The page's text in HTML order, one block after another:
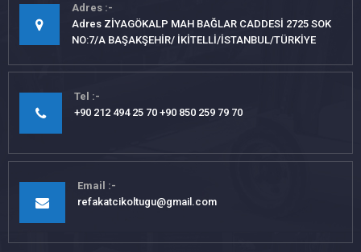
Adres
Adres ZİYAGÖKALP MAH BAĞLAR CADDESİ 2725 SOK
NO:7/A BAŞAKŞEHİR/ İKİTELLİ/İSTANBUL/TÜRKİYE
Tel
+90 212 494 25 70 +90 850 259 79 70
Email
refakatcikoltugu@gmail.com